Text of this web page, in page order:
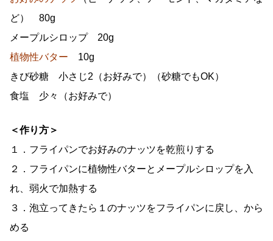
ど） 80g
メープルシロップ 20g
植物性バター 10g
きび砂糖 小さじ2（お好みで）（砂糖でもOK）
食塩 少々（お好みで）
＜作り方＞
１．フライパンでお好みのナッツを乾煎りする
２．フライパンに植物性バターとメープルシロップを入
れ、弱火で加熱する
３．泡立ってきたら１のナッツをフライパンに戻し、から
める